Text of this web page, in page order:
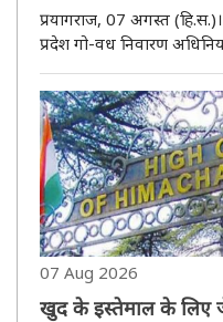
इलाहाबाद हाई कोर्ट ने
करने पर दिया 4.75
प्रयागराज, 07 अगस्त
प्रदेश गो-वध निवारण
कि अधिकारियों ने पूरी तरह
07 Aug 2026
खुद के इस्तेमाल के लिए